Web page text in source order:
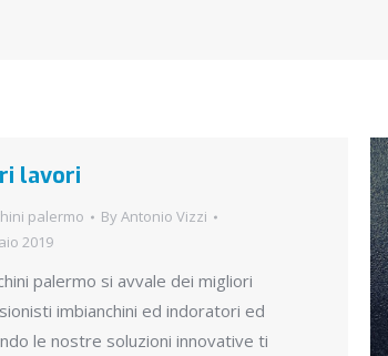
lavori
palermo ByAntonio Vizzi
2019
palermo si avvale dei migliori
imbianchini ed indoratori ed
le nostre soluzioni innovative ti